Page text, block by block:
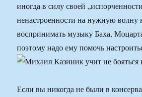
иногда в силу своей
ненастроенности на нужную волну
воспринимать музыку Баха,
поэтому надо ему помочь
Если вы никогда не были в